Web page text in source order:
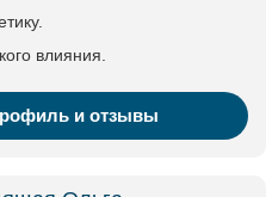
влияния.
и отзывы